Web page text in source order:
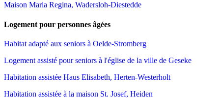
Maison Maria Regina, Wadersloh-Diestedde
Logement pour personnes âgées
Habitat adapté aux seniors à Oelde-Stromberg
Logement assisté pour seniors à l'église de la ville de Geseke
Habitation assistée Haus Elisabeth, Herten-Westerholt
Habitation assistée à la maison St. Josef, Heiden